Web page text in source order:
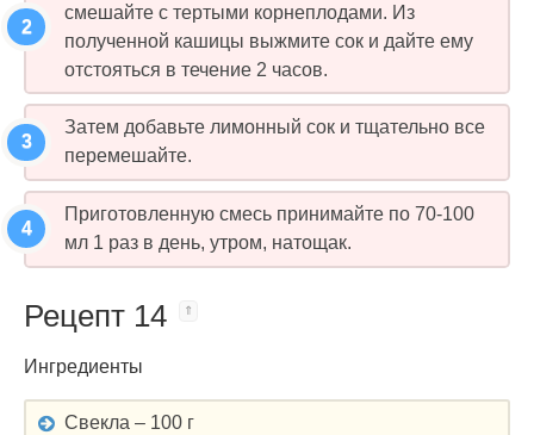
смешайте с тертыми корнеплодами. Из
полученной кашицы выжмите сок и дайте ему
отстояться в течение 2 часов.
Затем добавьте лимонный сок и тщательно все
перемешайте.
Приготовленную смесь принимайте по 70-100
мл 1 раз в день, утром, натощак.
Рецепт 14
Ингредиенты
Свекла – 100 г